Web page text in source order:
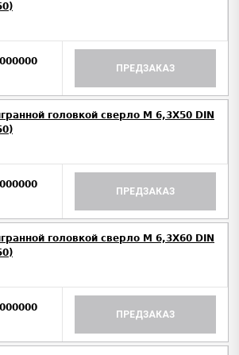
ПРЕДЗАКАЗ
головкой сверло М 6,3Х50 DIN
ПРЕДЗАКАЗ
головкой сверло М 6,3Х60 DIN
ПРЕДЗАКАЗ